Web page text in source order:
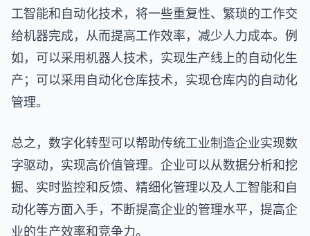
工智能和自动化技术，将一些重复性、繁琐的工作交
给机器完成，从而提高工作效率，减少人力成本。例
如，可以采用机器人技术，实现生产线上的自动化生
产；可以采用自动化仓库技术，实现仓库内的自动化
管理。
总之，数字化转型可以帮助传统工业制造企业实现数
字驱动，实现高价值管理。企业可以从数据分析和挖
掘、实时监控和反馈、精细化管理以及人工智能和自
动化等方面入手，不断提高企业的管理水平，提高企
业的生产效率和竞争力。